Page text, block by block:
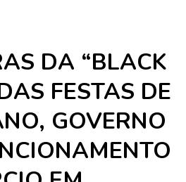
DA “BLACK
FESTAS DE
GOVERNO